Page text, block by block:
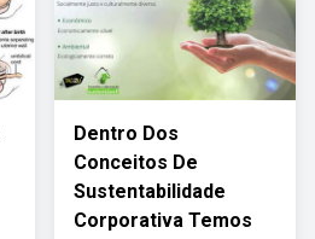
Dentro Dos
Conceitos De
Sustentabilidade
Corporativa Temos